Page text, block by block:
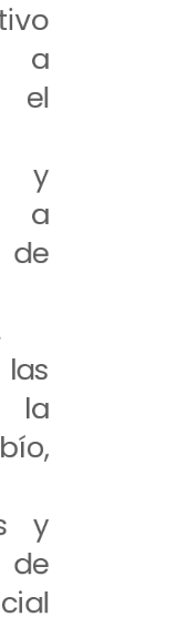
a
y
a
de
la
y
de